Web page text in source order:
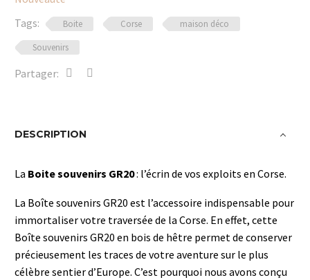
Tags:
Boite Corse
maison déco
Souvenirs
Partager:
DESCRIPTION
La Boite souvenirs GR20: l’écrin de vos exploits en Corse.
La Boîte souvenirs GR20 est l’accessoire indispensable pour
immortaliser votre traversée de la Corse. En effet, cette
Boîte souvenirs GR20 en bois de hêtre permet de conserver
précieusement les traces de votre aventure sur le plus
célèbre sentier d’Europe. C’est pourquoi nous avons conçu